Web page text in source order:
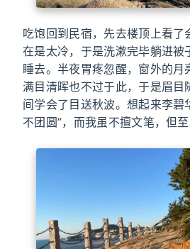
吃饱回到民宿，先去楼顶上看了
在是太冷，于是洗漱完毕躺进被
睡去。半夜胃疼忽醒，窗外的月
满目清晖也不过于此，于是眉目
间学会了目送秋波。想起来李碧
不团圆”，而我虽不擅文笔，但至